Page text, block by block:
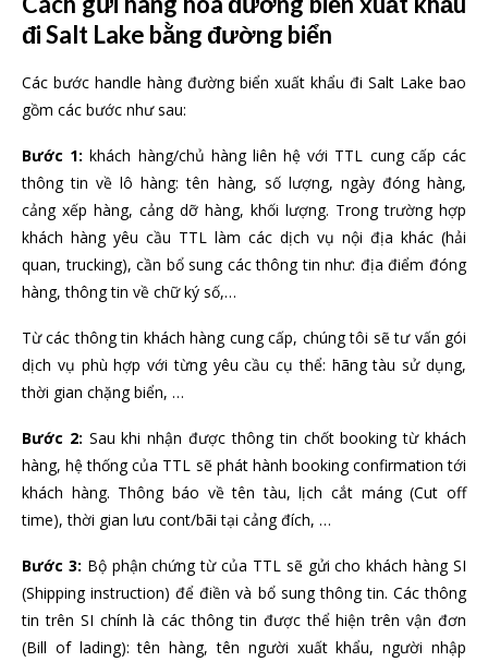
đi Salt Lake bằng đường biển
Các bước handle hàng đường biển xuất khẩu đi Salt Lake bao
gồm các bước như sau:
Bước 1: khách hàng/chủ hàng liên hệ với TTL cung cấp các
thông tin về lô hàng: tên hàng, số lượng, ngày đóng hàng,
cảng xếp hàng, cảng dỡ hàng, khối lượng. Trong trường hợp
khách hàng yêu cầu TTL làm các dịch vụ nội địa khác (hải
quan, trucking), cần bổ sung các thông tin như: địa điểm đóng
hàng, thông tin về chữ ký số,…
Từ các thông tin khách hàng cung cấp, chúng tôi sẽ tư vấn gói
dịch vụ phù hợp với từng yêu cầu cụ thể: hãng tàu sử dụng,
thời gian chặng biển, …
Bước 2: Sau khi nhận được thông tin chốt booking từ khách
hàng, hệ thống của TTL sẽ phát hành booking confirmation tới
khách hàng. Thông báo về tên tàu, lịch cắt máng (Cut off
time), thời gian lưu cont/bãi tại cảng đích, …
Bước 3: Bộ phận chứng từ của TTL sẽ gửi cho khách hàng SI
(Shipping instruction) để điền và bổ sung thông tin. Các thông
tin trên SI chính là các thông tin được thể hiện trên vận đơn
(Bill of lading): tên hàng, tên người xuất khẩu, người nhập